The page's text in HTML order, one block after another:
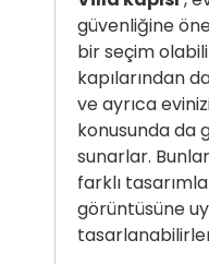
güvenliğine
bir seçim
kapılarından
ve ayrıca
konusunda da
sunarlar.
farklı
görüntüsüne